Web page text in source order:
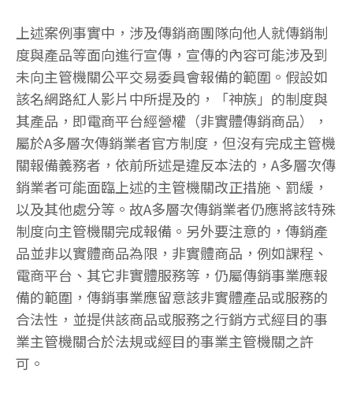
上述案例事實中，涉及傳銷商團隊向他人就傳銷制
度與產品等面向進行宣傳，宣傳的內容可能涉及到
未向主管機關公平交易委員會報備的範圍。假設如
該名網路紅人影片中所提及的，「神族」的制度與
其產品，即電商平台經營權（非實體傳銷商品），
屬於A多層次傳銷業者官方制度，但沒有完成主管機
關報備義務者，依前所述是違反本法的，A多層次傳
銷業者可能面臨上述的主管機關改正措施、罰緩，
以及其他處分等。故A多層次傳銷業者仍應將該特殊
制度向主管機關完成報備。另外要注意的，傳銷產
品並非以實體商品為限，非實體商品，例如課程、
電商平台、其它非實體服務等，仍屬傳銷事業應報
備的範圍，傳銷事業應留意該非實體產品或服務的
合法性，並提供該商品或服務之行銷方式經目的事
業主管機關合於法規或經目的事業主管機關之許
可。